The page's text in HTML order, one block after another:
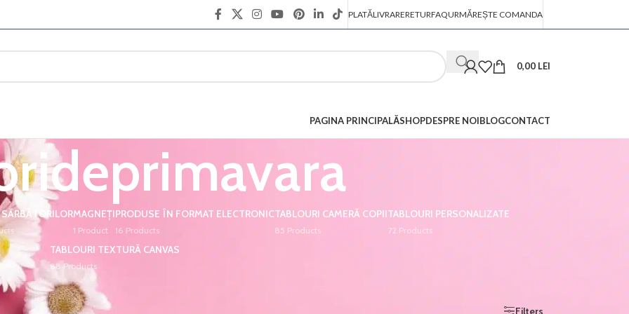
PLATĂLIVRARERETURFAQURMĂREȘTE COMANDA
0,00 LEI
PAGINA PRINCIPALĂSHOPDESPRE NOIBLOGCONTACT
MAGNEȚI
1 Product
PRODUSE ÎN FORMAT ELECTRONIC
16 Products
TABLOURI CAMERĂ COPII
85 Products
TABLOURI PERSONALIZATE
72 Products
TABLOURI TEXTURĂ CANVAS
88 Products
Filters